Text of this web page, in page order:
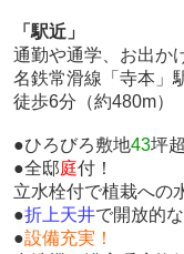
「駅近」
通勤や通学、お出か
名鉄常滑線「寺本」
徒歩6分（約480m）
●ひろびろ敷地43坪超
●全邸庭付！
立水栓付で植栽への
●折上天井で開放的
●設備充実！